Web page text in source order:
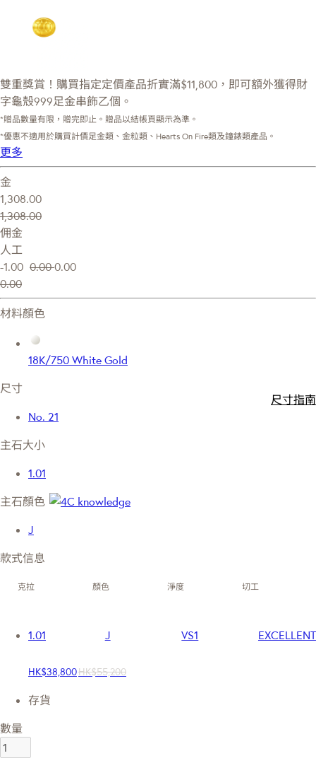
雙重獎賞！購買指定定價產品折實滿$11,800，即可額外獲得財
字龜殼999足金串飾乙個。
*贈品數量有限，贈完即止。贈品以結帳頁顯示為準。
*優惠不適用於購買計價足金類、金粒類、Hearts On Fire類及鐘錶類產品。
更多
金
1,308.00
1,308.00
佣金
人工
-1.00 0.000.00
0.00
材料顏色
18K/750 White Gold
尺寸
尺寸指南
No. 21
主石大小
1.01
主石顏色
J
款式信息
克拉 顏色 淨度 切工
1.01 J VS1 EXCELLENT
HK$38,800HK$55,200
存貨
數量